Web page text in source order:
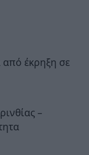
έκρηξη σε
–